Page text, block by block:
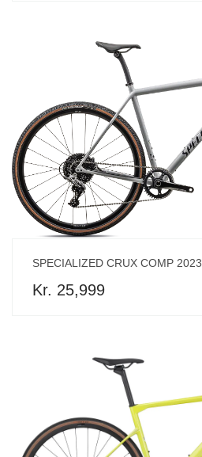
SPECIALIZED CRUX COMP 2023
Kr. 25,999